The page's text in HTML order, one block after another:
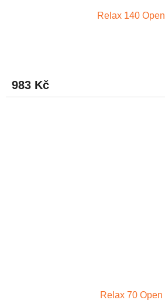
Relax 140 Open
983 Kč
Relax 70 Open